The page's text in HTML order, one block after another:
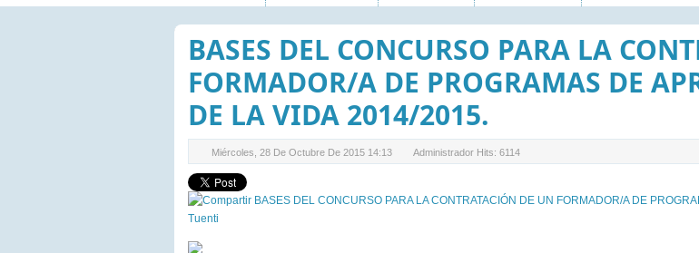
BASES DEL CONCURSO PARA LA
FORMADOR/A DE PROGRAMAS DE
DE LA VIDA 2014/2015.
Miércoles, 28 De Octubre De 2015 14:13 Administrador Hits: 6114